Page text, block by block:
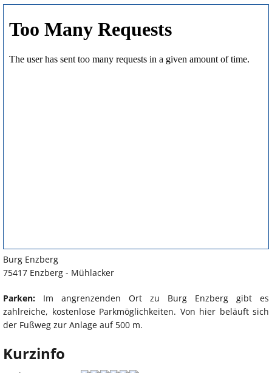
Burg Enzberg
75417 Enzberg - Mühlacker
Parken: Im angrenzenden Ort zu Burg Enzberg gibt es
zahlreiche, kostenlose Parkmöglichkeiten. Von hier beläuft sich
der Fußweg zur Anlage auf 500 m.
Kurzinfo